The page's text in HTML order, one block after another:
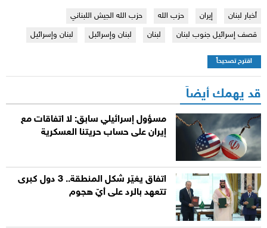
أخبار لبنان إيران حزب الله
حزب الله الجيش اللبناني
قصف إسرائيل جنوب لبنان
لبنان لبنان وإسرائبل لبنان وإسرائيل
اقترح تصحيحاً
قد يهمك أيضاً
مسؤول إسرائيلي سابق: لا اتفاقات مع
إيران على حساب حريتنا العسكرية
اتفاق يغيّر شكل المنطقة.. 3 دول كبرى
تتعهد بالرد على أيّ هجوم